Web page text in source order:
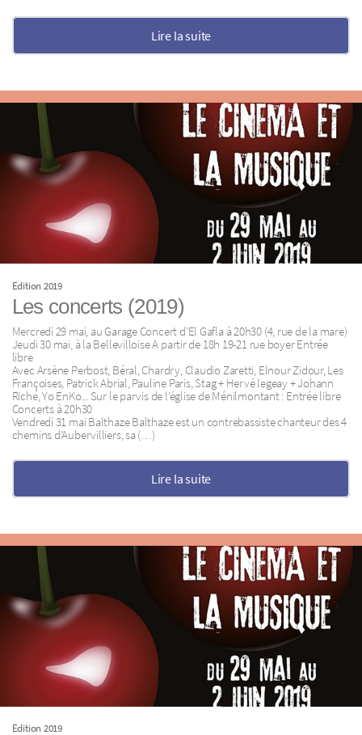
Lire la suite
Edition 2019
Les concerts (2019)
Mercredi 29 mai, au Garage Concert d’El Gafla à 20h30 (4, rue de la mare)
Jeudi 30 mai, à la Bellevilloise A partir de 18h 19-21 rue boyer Entrée
libre
Avec Arsène Perbost, Béral, Chardry, Claudio Zaretti, Elnour Zidour, Les
Françoises, Patrick Abrial, Pauline Paris, Stag + Hervé legeay + Johann
Riche, Yo EnKo... Sur le parvis de l’église de Ménilmontant : Entrée libre
Concerts à 20h30
Vendredi 31 mai Balthaze Balthaze est un contrebassiste chanteur des 4
chemins d’Aubervilliers, sa (…)
Lire la suite
Edition 2019